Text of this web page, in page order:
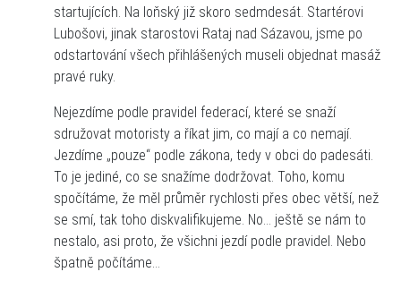
startujících. Na loňský již skoro sedmdesát. Startérovi
Lubošovi, jinak starostovi Rataj nad Sázavou, jsme po
odstartování všech přihlášených museli objednat masáž
pravé ruky.
Nejezdíme podle pravidel federací, které se snaží
sdružovat motoristy a říkat jim, co mají a co nemají.
Jezdíme „pouze“ podle zákona, tedy v obci do padesáti.
To je jediné, co se snažíme dodržovat. Toho, komu
spočítáme, že měl průměr rychlosti přes obec větší, než
se smí, tak toho diskvalifikujeme. No… ještě se nám to
nestalo, asi proto, že všichni jezdí podle pravidel. Nebo
špatně počítáme…